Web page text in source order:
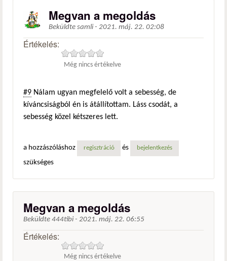
Megvan a megoldás
Beküldte samli - 2021. máj. 22. 02:08
Értékelés:
Még nincs értékelve
#9 Nálam ugyan megfelelő volt a sebesség, de
kíváncsiságból én is átállítottam. Láss csodát, a
sebesség közel kétszeres lett.
a hozzászóláshoz regisztráció és bejelentkezés
szükséges
Megvan a megoldás
Beküldte 444tibi - 2021. máj. 22. 06:55
Értékelés:
Még nincs értékelve